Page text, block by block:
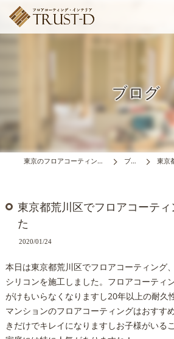
ブログ
東京のフロアコーティングはTRUST-D ブログ 東京都
東京都荒川区でフロアコーティ
た
2020/01/24
本日は東京都荒川区でフロアコーティング
シリコンを施工しました。フロアコーティ
がけもいらなくなりますし20年以上の耐久
マンションのフロアコーティングはおすす
きだけでキレイになりますしお子様がいる